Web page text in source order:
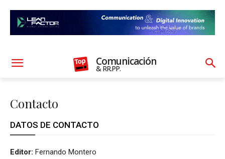
Comunicación
& RR.PP.
Contacto
DATOS DE CONTACTO
Editor: Fernando Montero